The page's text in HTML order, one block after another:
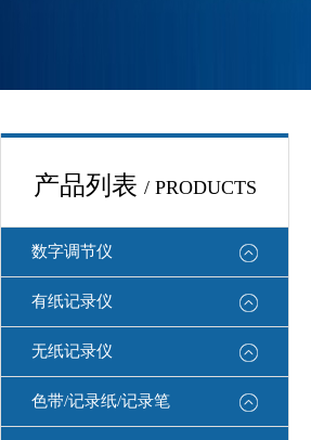
产品列表 / PRODUCTS
数字调节仪
有纸记录仪
无纸记录仪
色带/记录纸/记录笔